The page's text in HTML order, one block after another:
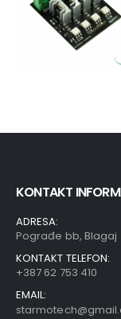
KONTAKT
ADRESA:
Pograđe bb, Blagaj
KONTAKT TELEFON:
+387 62 753 410
EMAIL: